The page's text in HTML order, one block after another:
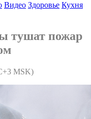
Видео Здоровье Кухня
тушат пожар
MSK)